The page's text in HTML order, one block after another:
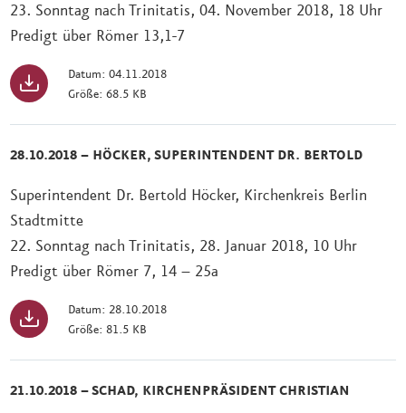
23. Sonntag nach Trinitatis, 04. November 2018, 18 Uhr
Predigt über Römer 13,1-7
Datum: 04.11.2018
Größe: 68.5 KB
28.10.2018 – HÖCKER, SUPERINTENDENT DR. BERTOLD
Superintendent Dr. Bertold Höcker, Kirchenkreis Berlin
Stadtmitte
22. Sonntag nach Trinitatis, 28. Januar 2018, 10 Uhr
Predigt über Römer 7, 14 – 25a
Datum: 28.10.2018
Größe: 81.5 KB
21.10.2018 – SCHAD, KIRCHENPRÄSIDENT CHRISTIAN